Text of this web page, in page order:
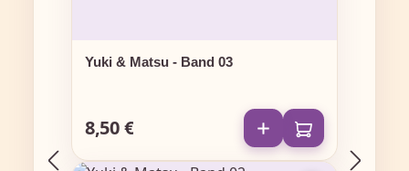
Yuki & Matsu - Band 03
Regulärer Preis:
8,50 €